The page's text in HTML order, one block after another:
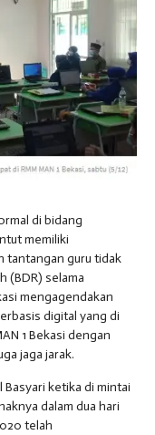
di bidang
memiliki
tantangan guru tidak
(BDR) selama
mengagendakan
digital yang di
1 Bekasi dengan
jaga jarak.
Basyari ketika di mintai
dalam dua hari
telah